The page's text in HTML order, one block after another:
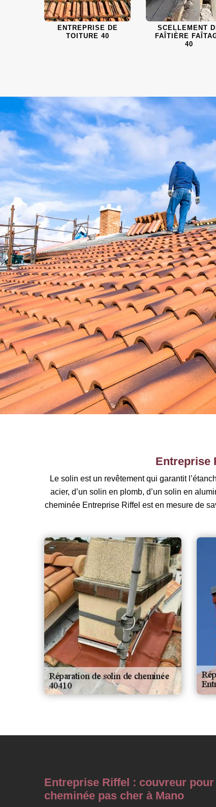
ENTREPRISE DE
TOITURE 40
SCELLEMENT
FAÎTIÈRE
40
Entreprise
Le solin est un revêtement qui garantit
acier, d’un solin en plomb, d’un solin en
cheminée Entreprise Riffel est en mesure de
Entreprise Riffel : couvreur
cheminée pas cher à Mano